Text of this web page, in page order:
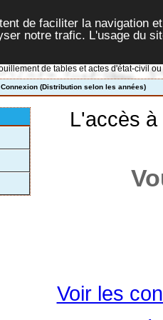
de faciliter la navigation
notre trafic. L'usage du
de tables et actes d'état-civil
Connexion (Distribution selon les années)
L'accès
Voir les